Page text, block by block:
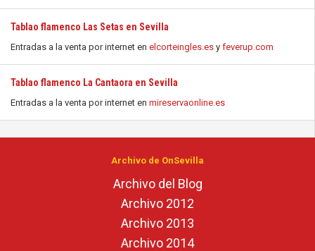
Tablao flamenco Las Setas en Sevilla
Entradas a la venta por internet en elcorteingles.es y feverup.com
Tablao flamenco La Cantaora en Sevilla
Entradas a la venta por internet en mireservaonline.es
Archivo de OnSevilla
Archivo del Blog
Archivo 2012
Archivo 2013
Archivo 2014